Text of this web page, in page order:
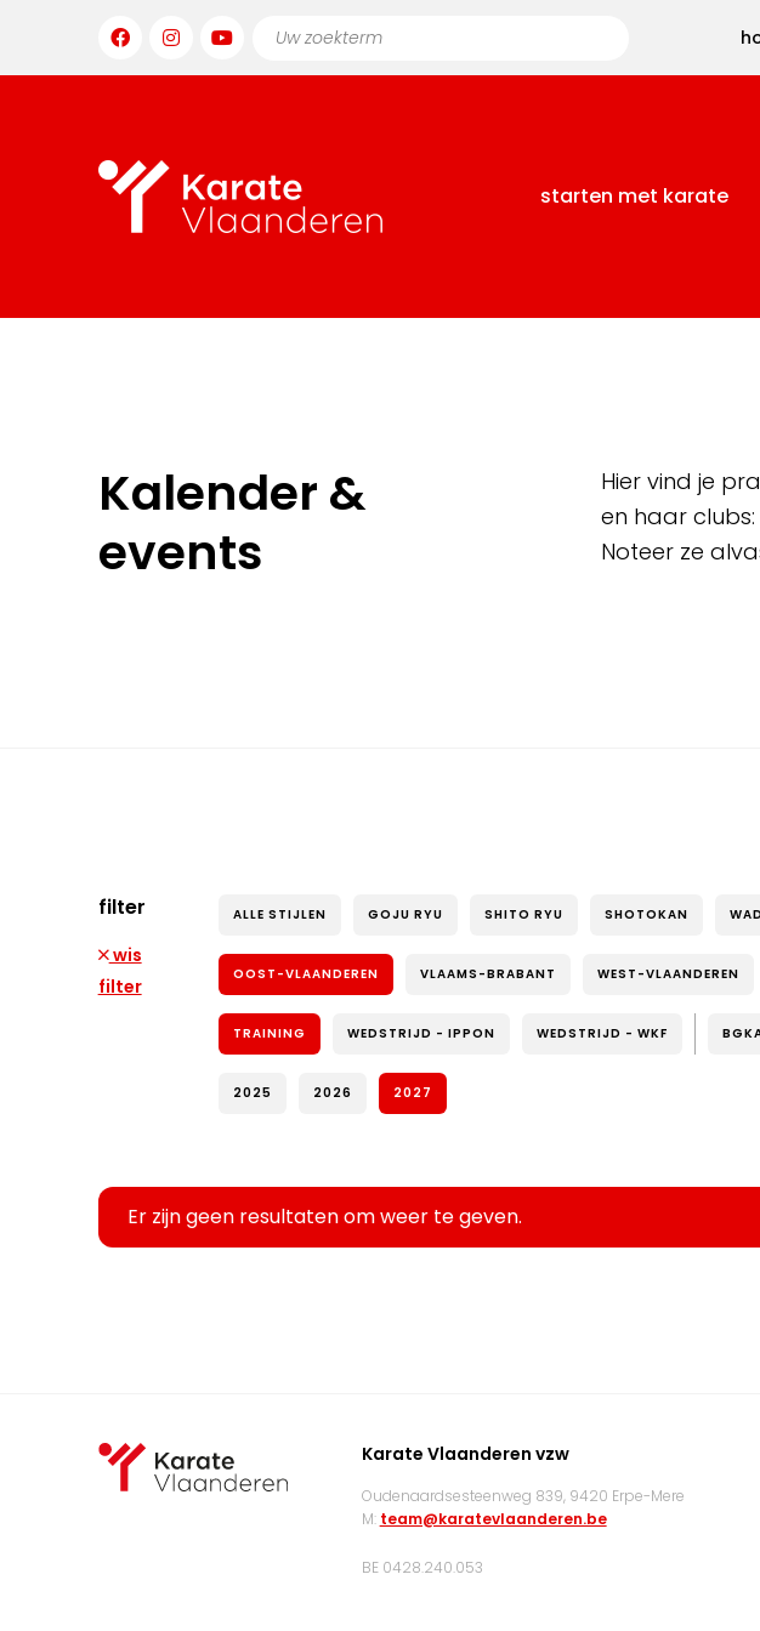
starten met karate
Kalender &
events
Hier vind je
en haar
Noteer ze
filter
wis
filter
ALLE STIJLEN GOJU RYU SHITO RYU SHOTOKAN
OOST-VLAANDEREN VLAAMS-BRABANT WEST-VLAANDEREN
TRAINING WEDSTRIJD - IPPON WEDSTRIJD - WKF
2025 2026 2027
Er zijn geen resultaten om weer te geven.
Karate Vlaanderen vzw
Oudenaardsesteenweg 839, 9420 Erpe-Mere
M: team@karatevlaanderen.be
BE 0428.240.053